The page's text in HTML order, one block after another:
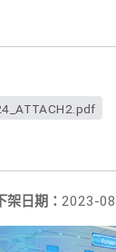
架日期： 2023-